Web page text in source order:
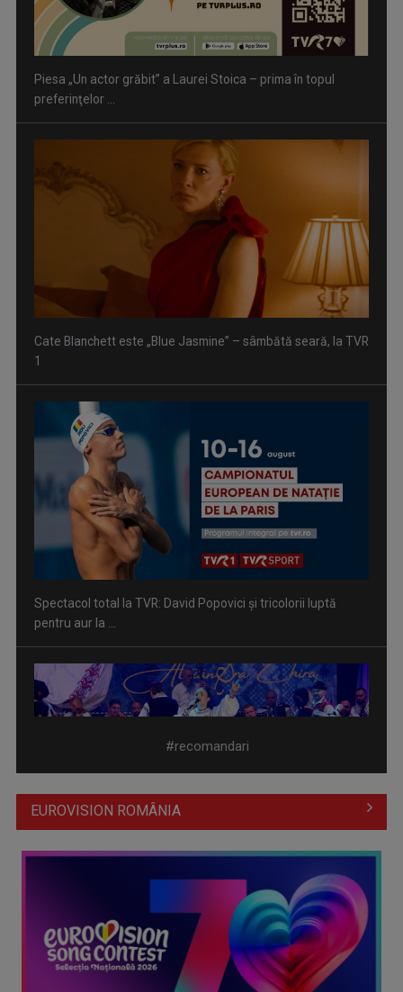
Cate Blanchett este „Blue Jasmine” – sâmbătă seară, la TVR
Spectacol total la TVR: David Popovici și tricolorii luptă
pentru aur la ...
Prima câştigătoare a trofeului „Vedeta populară” şi-a
aniversat la TVR ...
Întâlnire cu jazz-ul autohton, la TVR Cultural: „Contemporan
în România”, un ...
#recomandari
EUROVISION ROMÂNIA